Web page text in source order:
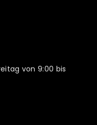
von 9:00 bis